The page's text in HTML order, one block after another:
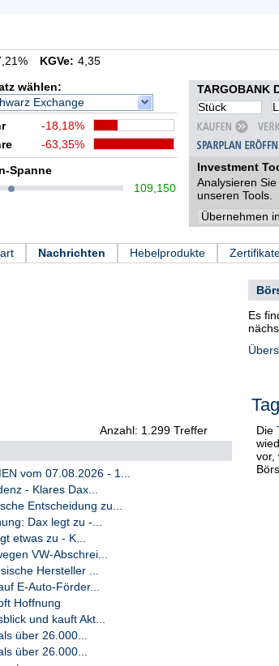
KGVe: 4,35
wählen:
Exchange
-18,18%
-63,35%
Spanne
109,150
TARGOBANK
Investment
Analysieren
unseren Tools.
Nachrichten Hebelprodukte
Anzahl: 1.299 Treffer
vom 07.08.2026 - 1...
- Klares Dax...
Entscheidung zu...
Dax legt zu -...
etwas zu - K...
VW-Abschrei...
Hersteller ...
E-Auto-Förder...
Hoffnung
und kauft Akt...
über 26.000...
über 26.000...
Es
Die
vor,